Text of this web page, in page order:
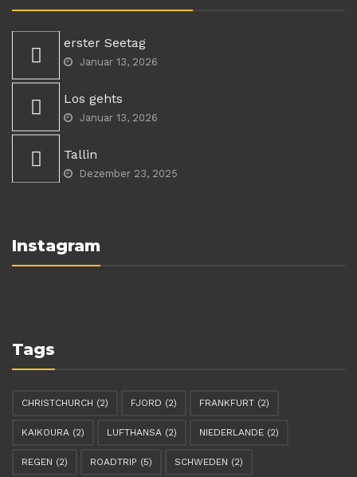
erster Seetag
Januar 13, 2026
Los gehts
Januar 13, 2026
Tallin
Dezember 23, 2025
Instagram
Tags
CHRISTCHURCH (2) FJORD (2) FRANKFURT (2)
KAIKOURA (2) LUFTHANSA (2) NIEDERLANDE (2)
REGEN (2) ROADTRIP (5) SCHWEDEN (2)